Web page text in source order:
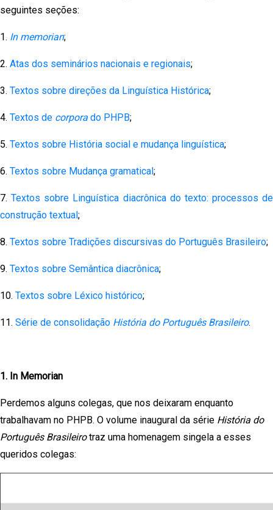
seguintes seções:
1. In memorian;
2. Atas dos seminários nacionais e regionais;
3. Textos sobre direções da Linguística Histórica;
4. Textos de corpora do PHPB;
5. Textos sobre História social e mudança linguística;
6. Textos sobre Mudança gramatical ;
7.Textos sobre Linguística diacrônica do texto: processos de
construção textual ;
8. Textos sobre Tradições discursivas do Português Brasileiro;
9. Textos sobre Semântica diacrônica;
10. Textos sobre Léxico histórico;
11. Série de consolidação História do Português Brasileiro.
1. In Memorian
Perdemos alguns colegas, que nos deixaram enquanto
trabalhavam no PHPB. O volume inaugural da série História do
Português Brasileirotraz uma homenagem singela a esses
queridos colegas: